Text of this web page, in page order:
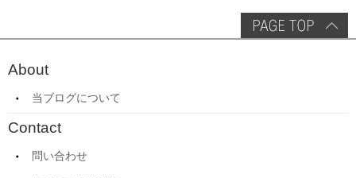
About
当ブログについて
Contact
問い合わせ